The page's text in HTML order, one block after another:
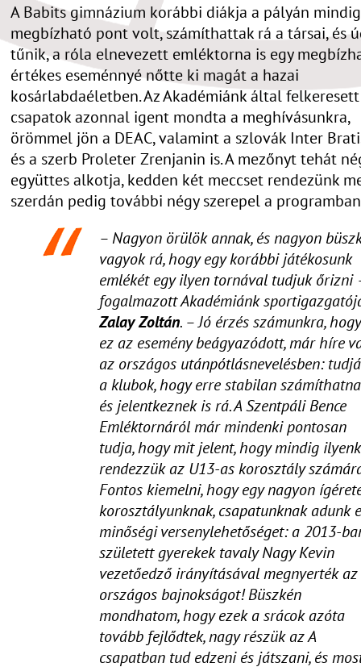
A Babits gimnázium korábbi diákja a pályán
megbízható pont volt, számíthattak rá a társai, és
tűnik, a róla elnevezett emléktorna is egy
értékes eseménnyé nőtte ki magát a hazai
kosárlabdaéletben. Az Akadémiánk által felkeresett
csapatok azonnal igent mondta a meghívásunkra,
örömmel jön a DEAC, valamint a szlovák Inter
és a szerb Proleter Zrenjanin is. A mezőnyt tehát
együttes alkotja, kedden két meccset rendezünk
szerdán pedig további négy szerepel a
– Nagyon örülök annak, és nagyon
vagyok rá, hogy egy korábbi játékosunk
emlékét egy ilyen tornával tudjuk őrizni
fogalmazott Akadémiánk
Zalay Zoltán. – Jó érzés számunkra, hogy
ez az esemény beágyazódott, már híre
az országos utánpótlásnevelésben:
a klubok, hogy erre stabilan
és jelentkeznek is rá. A Szentpáli Bence
Emléktornáról már mindenki pontosan
tudja, hogy mit jelent, hogy mindig
rendezzük az U13-as korosztály
Fontos kiemelni, hogy egy nagyon
korosztályunknak, csapatunknak adunk
minőségi versenylehetőséget: a 2013-
született gyerekek tavaly Nagy Kevin
vezetőedző irányításával megnyerték az
országos bajnokságot! Büszkén
mondhatom, hogy ezek a srácok azóta
tovább fejlődtek, nagy részük az A
csapatban tud edzeni és játszani, és